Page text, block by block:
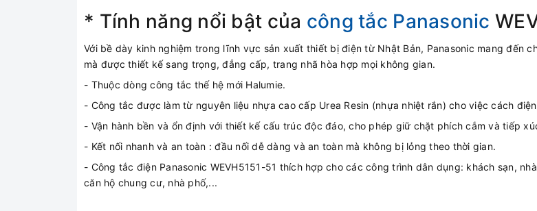
* Tính năng nổi bật của công tắc Panasonic
Với bề dày kinh nghiệm trong lĩnh vực sản xuất thiết bị điện từ Nhật Bản, Panasonic mang đến
mà được thiết kế sang trọng, đẳng cấp, trang nhã hòa hợp mọi không gian.
- Thuộc dòng công tắc thế hệ mới Halumie.
- Công tắc được làm từ nguyên liệu nhựa cao cấp Urea Resin (nhựa nhiệt rắn) cho việc cách
- Vận hành bền và ổn định với thiết kế cấu trúc độc đáo, cho phép giữ chặt phích cắm và tiếp
- Kết nối nhanh và an toàn : đầu nối dễ dàng và an toàn mà không bị lỏng theo thời gian.
- Công tắc điện Panasonic WEVH5151-51 thích hợp cho các công trình dân dụng: khách sạn,
căn hộ chung cư, nhà phố,...